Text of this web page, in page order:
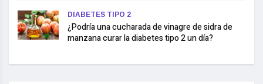
DIABETES TIPO 2
¿Podría una cucharada de vinagre de sidra de
manzana curar la diabetes tipo 2 un día?